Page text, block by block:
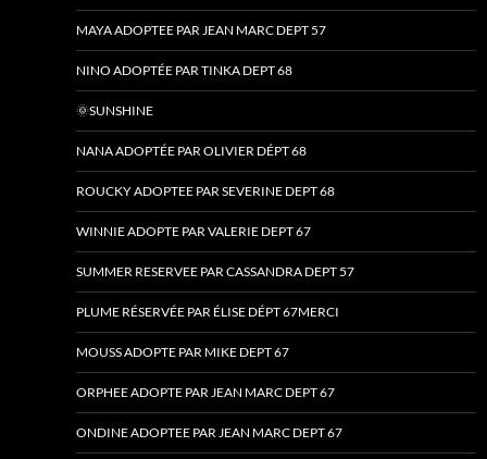
MAYA ADOPTEE PAR JEAN MARC DEPT 57
NINO ADOPTÉE PAR TINKA DEPT 68
🌞SUNSHINE
NANA ADOPTÉE PAR OLIVIER DÉPT 68
ROUCKY ADOPTEE PAR SEVERINE DEPT 68
WINNIE ADOPTE PAR VALERIE DEPT 67
SUMMER RESERVEE PAR CASSANDRA DEPT 57
PLUME RÉSERVÉE PAR ÉLISE DÉPT 67MERCI
MOUSS ADOPTE PAR MIKE DEPT 67
ORPHEE ADOPTE PAR JEAN MARC DEPT 67
ONDINE ADOPTEE PAR JEAN MARC DEPT 67